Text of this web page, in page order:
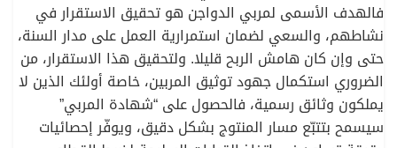
فالهدف الأسمى لمربي الدواجن هو تحقيق الاستقرار في
نشاطهم، والسعي لضمان استمرارية العمل على مدار السنة،
حتى وإن كان هامش الربح قليلا. ولتحقيق هذا الاستقرار، من
الضروري استكمال جهود توثيق المربين، خاصة أولئك الذين لا
يملكون وثائق رسمية، فالحصول على “شهادة المربي”
سيسمح بتتبّع مسار المنتوج بشكل دقيق، ويوفّر إحصائيات